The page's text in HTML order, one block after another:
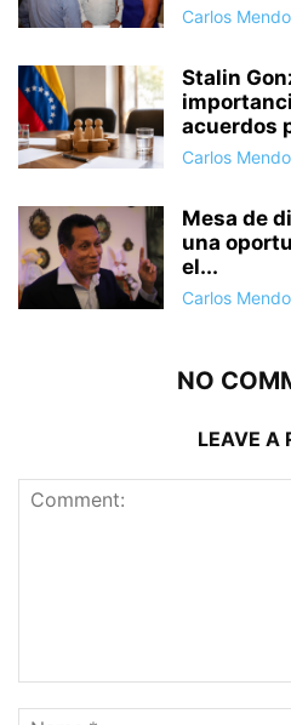
Carlos
Stalin
acuerdos
Carlos
Mesa de
una
el...
Carlos
NO
LEAVE A